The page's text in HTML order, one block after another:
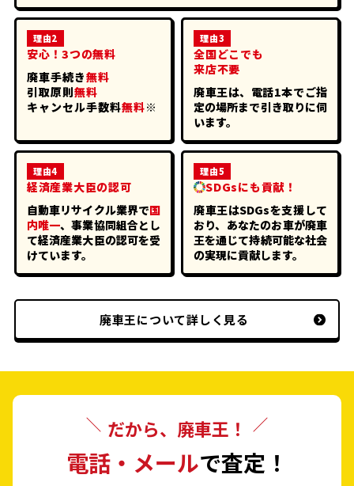
理由2
安心！3つの無料
廃車手続き無料
引取原則無料
キャンセル手数料無料※
理由3
全国どこでも
来店不要
廃車王は、電話1本でご指
定の場所まで引き取りに伺
います。
理由4
経済産業大臣の認可
自動車リサイクル業界で国
内唯一、事業協同組合とし
て経済産業大臣の認可を受
けています。
理由5
SDGsにも貢献！
廃車王はSDGsを支援して
おり、あなたのお車が廃車
王を通じて持続可能な社会
の実現に貢献します。
廃車王について詳しく見る
だから、廃車王！
電話・メールで査定！